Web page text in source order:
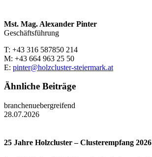
Mst. Mag. Alexander Pinter
Geschäftsführung
T: +43 316 587850 214
M: +43 664 963 25 50
E: pinter@holzcluster-steiermark.at
Ähnliche Beiträge
branchenuebergreifend
28.07.2026
25 Jahre Holzcluster – Clusterempfang 2026